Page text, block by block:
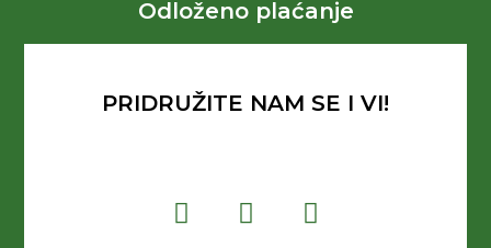
Odloženo plaćanje
PRIDRUŽITE NAM SE I VI!